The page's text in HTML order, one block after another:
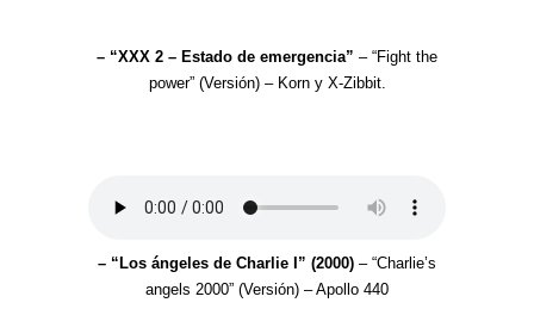
– “XXX 2 – Estado de emergencia” – “Fight the
power” (Versión) – Korn y X-Zibbit.
– “Los ángeles de Charlie I” (2000) – “Charlie’s
angels 2000” (Versión) – Apollo 440